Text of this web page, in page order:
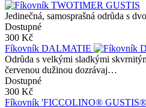
Jedinečná, samosprašná odrůda s
Dostupné
300 Kč
Fíkovník DALMATIE
Odrůda s velkými sladkými
červenou dužinou dozrávaj…
Dostupné
300 Kč
Fíkovník 'FICCOLINO® GUSTIS®